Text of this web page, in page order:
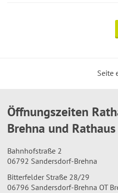
Seite
Öffnungszeiten
Brehna und
Bahnhofstraße 2
06792 Sandersdorf-Brehna
Bitterfelder Straße 28/29
06796 Sandersdorf-Brehna OT